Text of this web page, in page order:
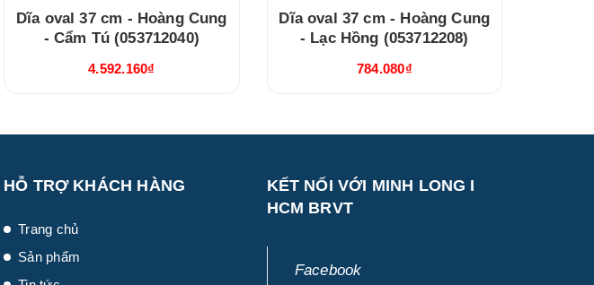
Dĩa oval 37 cm - Hoàng Cung
- Cẩm Tú (053712040)
4.592.160₫
Dĩa oval 37 cm - Hoàng Cung
- Lạc Hồng (053712208)
784.080₫
HỖ TRỢ KHÁCH HÀNG
Trang chủ
Sản phẩm
KẾT NỐI VỚI MINH LONG I
HCM BRVT
Facebook